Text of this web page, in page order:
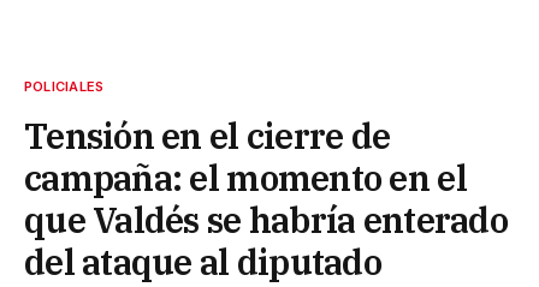
POLICIALES
Tensión en el cierre de
campaña: el momento en el
que Valdés se habría enterado
del ataque al diputado